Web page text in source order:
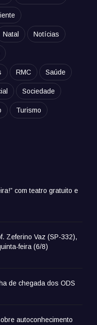
Natal Notícias
RMC Saúde
Sociedade
Turismo
com teatro gratuito e
Zeferino Vaz (SP-332),
feira (6/8)
de chegada dos ODS
autoconhecimento